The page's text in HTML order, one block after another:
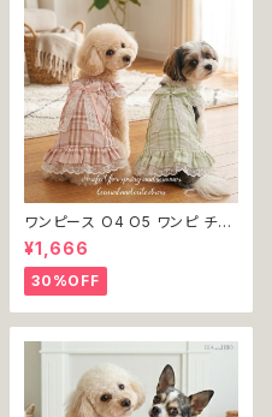
ワンピース O4 O5 ワンピ チェ
ック プリーツ レース 女の子 犬
犬服 小型 猫 服 洋服 ペット do
g ドッグウェア おしゃれ かわい
い 返品交換不可
¥1,666
30%OFF